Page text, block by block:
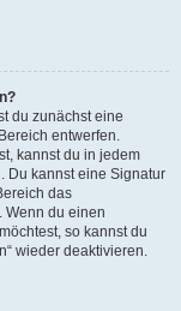
du zunächst eine
entwerfen.
kannst du in jedem
Du kannst eine Signatur
das
Wenn du einen
so kannst du
wieder deaktivieren.